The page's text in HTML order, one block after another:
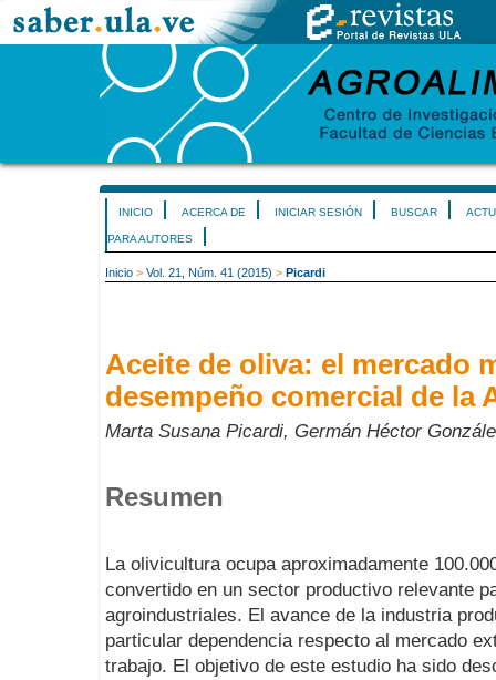
INICIO ACERCA DE INICIAR SESIÓN BUSCAR
PARA AUTORES
Inicio > Vol. 21, Núm. 41 (2015) > Picardi
Aceite de oliva: el mercado
desempeño comercial de la
Marta Susana Picardi, Germán Héctor
Resumen
La olivicultura ocupa aproximadamente
convertido en un sector productivo relevante
agroindustriales. El avance de la industria
particular dependencia respecto al mercado
trabajo. El objetivo de este estudio ha sido